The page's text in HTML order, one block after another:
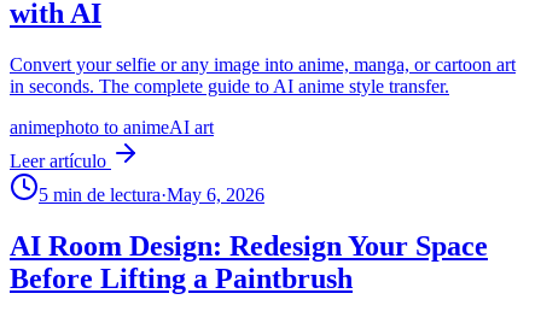
with AI
Convert your selfie or any image into anime, manga, or cartoon art
in seconds. The complete guide to AI anime style transfer.
animephoto to animeAI art
Leer artículo
5 min de lectura·May 6, 2026
AI Room Design: Redesign Your Space
Before Lifting a Paintbrush